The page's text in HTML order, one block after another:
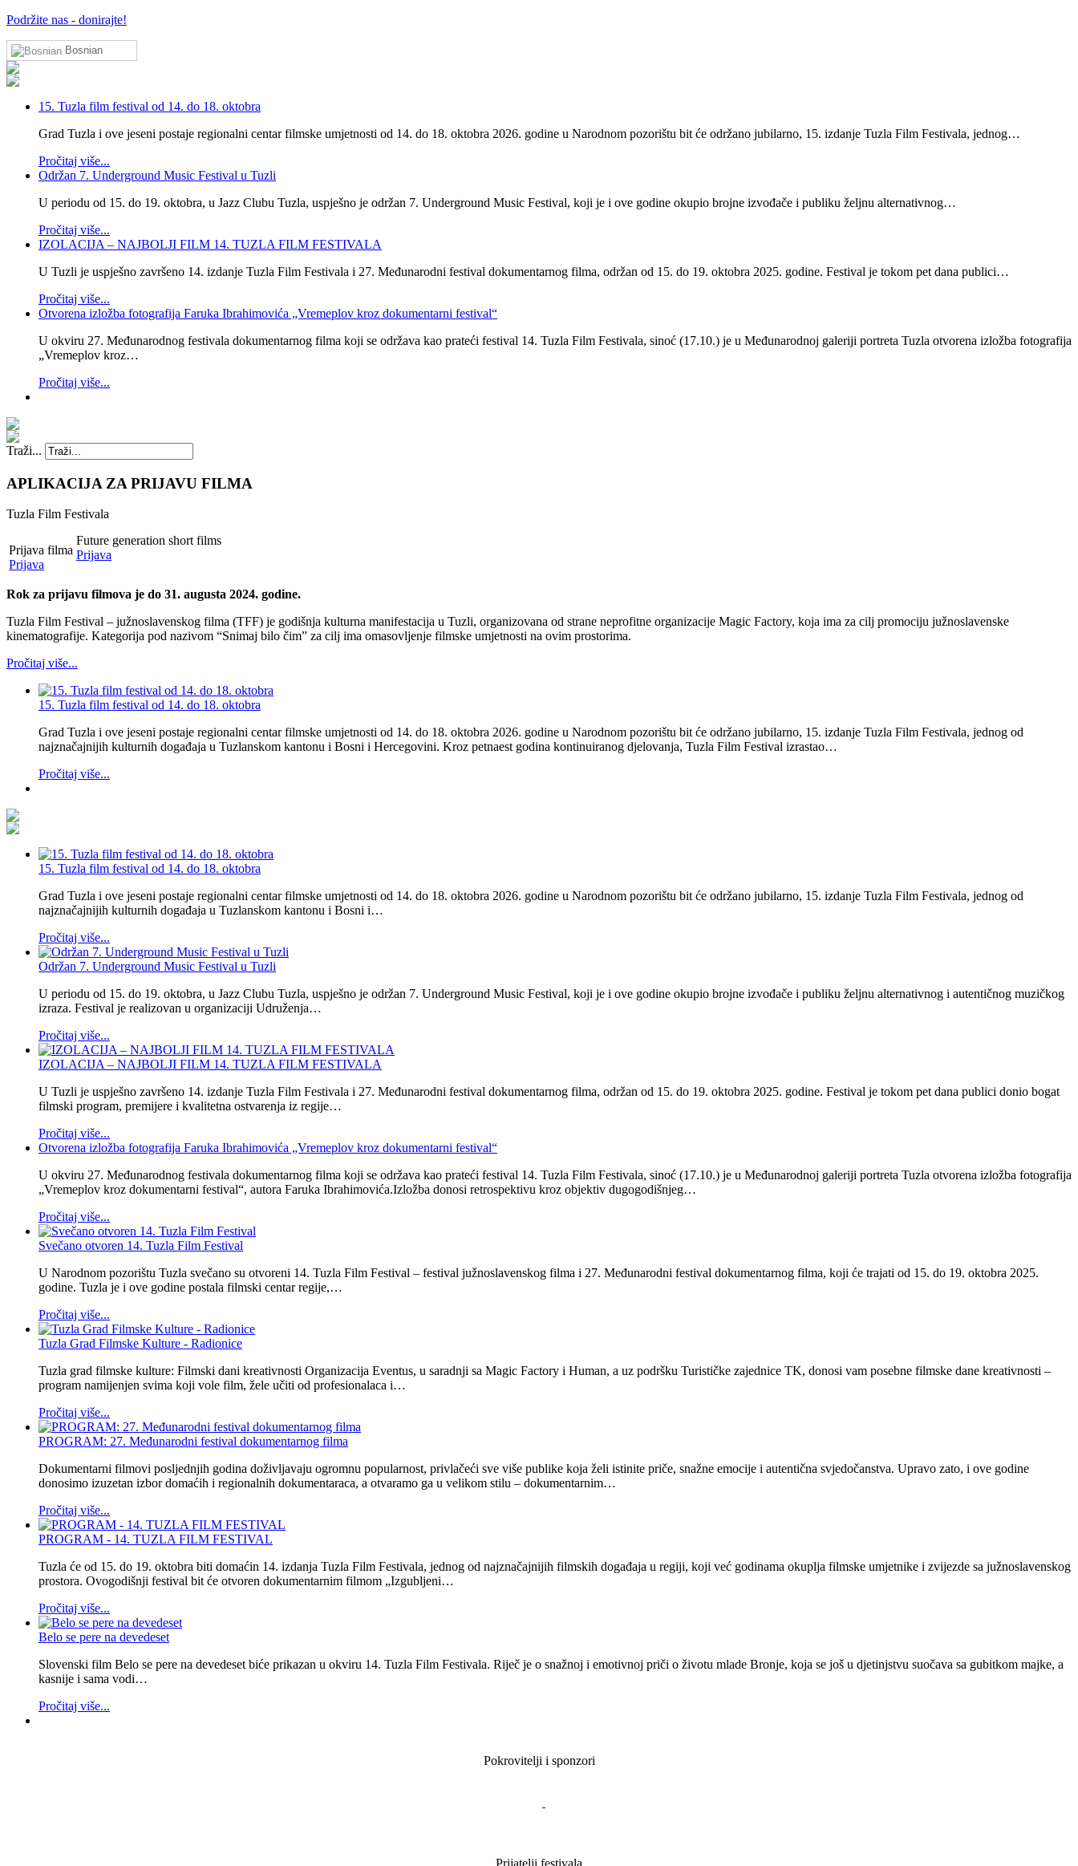
Podržite nas - donirajte!
Bosnian
15. Tuzla film festival od 14. do 18. oktobra
Grad Tuzla i ove jeseni postaje regionalni centar filmske umjetnosti od 14. do 18. oktobra 2026. godine u Narodnom pozorištu bit će održano jubilarno, 15. izdanje Tuzla Film Festivala, jednog…
Pročitaj više...
Održan 7. Underground Music Festival u Tuzli
U periodu od 15. do 19. oktobra, u Jazz Clubu Tuzla, uspješno je održan 7. Underground Music Festival, koji je i ove godine okupio brojne izvođače i publiku željnu alternativnog…
Pročitaj više...
IZOLACIJA – NAJBOLJI FILM 14. TUZLA FILM FESTIVALA
U Tuzli je uspješno završeno 14. izdanje Tuzla Film Festivala i 27. Međunarodni festival dokumentarnog filma, održan od 15. do 19. oktobra 2025. godine. Festival je tokom pet dana publici…
Pročitaj više...
Otvorena izložba fotografija Faruka Ibrahimovića „Vremeplov kroz dokumentarni festival“
U okviru 27. Međunarodnog festivala dokumentarnog filma koji se održava kao prateći festival 14. Tuzla Film Festivala, sinoć (17.10.) je u Međunarodnoj galeriji portreta Tuzla otvorena izložba fotografija
„Vremeplov kroz…
Pročitaj više...
Traži...
APLIKACIJA ZA PRIJAVU FILMA
Tuzla Film Festivala
Prijava filma
Prijava
Future generation short films
Prijava
Rok za prijavu filmova je do 31. augusta 2024. godine.
Tuzla Film Festival – južnoslavenskog filma (TFF) je godišnja kulturna manifestacija u Tuzli, organizovana od strane neprofitne organizacije Magic Factory, koja ima za cilj promociju južnoslavenske
kinematografije. Kategorija pod nazivom “Snimaj bilo čim” za cilj ima omasovljenje filmske umjetnosti na ovim prostorima.
Pročitaj više...
15. Tuzla film festival od 14. do 18. oktobra
Grad Tuzla i ove jeseni postaje regionalni centar filmske umjetnosti od 14. do 18. oktobra 2026. godine u Narodnom pozorištu bit će održano jubilarno, 15. izdanje Tuzla Film Festivala, jednog od
najznačajnijih kulturnih događaja u Tuzlanskom kantonu i Bosni i Hercegovini. Kroz petnaest godina kontinuiranog djelovanja, Tuzla Film Festival izrastao…
Pročitaj više...
15. Tuzla film festival od 14. do 18. oktobra
Grad Tuzla i ove jeseni postaje regionalni centar filmske umjetnosti od 14. do 18. oktobra 2026. godine u Narodnom pozorištu bit će održano jubilarno, 15. izdanje Tuzla Film Festivala, jednog od
najznačajnijih kulturnih događaja u Tuzlanskom kantonu i Bosni i…
Pročitaj više...
Održan 7. Underground Music Festival u Tuzli
U periodu od 15. do 19. oktobra, u Jazz Clubu Tuzla, uspješno je održan 7. Underground Music Festival, koji je i ove godine okupio brojne izvođače i publiku željnu alternativnog i autentičnog muzičkog
izraza. Festival je realizovan u organizaciji Udruženja…
Pročitaj više...
IZOLACIJA – NAJBOLJI FILM 14. TUZLA FILM FESTIVALA
U Tuzli je uspješno završeno 14. izdanje Tuzla Film Festivala i 27. Međunarodni festival dokumentarnog filma, održan od 15. do 19. oktobra 2025. godine. Festival je tokom pet dana publici donio bogat
filmski program, premijere i kvalitetna ostvarenja iz regije…
Pročitaj više...
Otvorena izložba fotografija Faruka Ibrahimovića „Vremeplov kroz dokumentarni festival“
U okviru 27. Međunarodnog festivala dokumentarnog filma koji se održava kao prateći festival 14. Tuzla Film Festivala, sinoć (17.10.) je u Međunarodnoj galeriji portreta Tuzla otvorena izložba fotografija
„Vremeplov kroz dokumentarni festival“, autora Faruka Ibrahimovića.Izložba donosi retrospektivu kroz objektiv dugogodišnjeg…
Pročitaj više...
Svečano otvoren 14. Tuzla Film Festival
U Narodnom pozorištu Tuzla svečano su otvoreni 14. Tuzla Film Festival – festival južnoslavenskog filma i 27. Međunarodni festival dokumentarnog filma, koji će trajati od 15. do 19. oktobra 2025.
godine. Tuzla je i ove godine postala filmski centar regije,…
Pročitaj više...
Tuzla Grad Filmske Kulture - Radionice
Tuzla grad filmske kulture: Filmski dani kreativnosti Organizacija Eventus, u saradnji sa Magic Factory i Human, a uz podršku Turističke zajednice TK, donosi vam posebne filmske dane kreativnosti –
program namijenjen svima koji vole film, žele učiti od profesionalaca i…
Pročitaj više...
PROGRAM: 27. Međunarodni festival dokumentarnog filma
Dokumentarni filmovi posljednjih godina doživljavaju ogromnu popularnost, privlačeći sve više publike koja želi istinite priče, snažne emocije i autentična svjedočanstva. Upravo zato, i ove godine
donosimo izuzetan izbor domaćih i regionalnih dokumentaraca, a otvaramo ga u velikom stilu – dokumentarnim…
Pročitaj više...
PROGRAM - 14. TUZLA FILM FESTIVAL
Tuzla će od 15. do 19. oktobra biti domaćin 14. izdanja Tuzla Film Festivala, jednog od najznačajnijih filmskih događaja u regiji, koji već godinama okuplja filmske umjetnike i zvijezde sa južnoslavenskog
prostora. Ovogodišnji festival bit će otvoren dokumentarnim filmom „Izgubljeni…
Pročitaj više...
Belo se pere na devedeset
Slovenski film Belo se pere na devedeset biće prikazan u okviru 14. Tuzla Film Festivala. Riječ je o snažnoj i emotivnoj priči o životu mlade Bronje, koja se još u djetinjstvu suočava sa gubitkom majke, a
kasnije i sama vodi…
Pročitaj više...
Pokrovitelji i sponzori